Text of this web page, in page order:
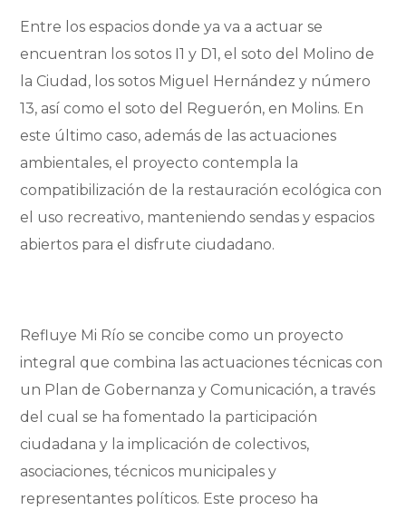
Entre los espacios donde ya va a actuar se
encuentran los sotos I1 y D1, el soto del Molino de
la Ciudad, los sotos Miguel Hernández y número
13, así como el soto del Reguerón, en Molins. En
este último caso, además de las actuaciones
ambientales, el proyecto contempla la
compatibilización de la restauración ecológica con
el uso recreativo, manteniendo sendas y espacios
abiertos para el disfrute ciudadano.
Refluye Mi Río se concibe como un proyecto
integral que combina las actuaciones técnicas con
un Plan de Gobernanza y Comunicación, a través
del cual se ha fomentado la participación
ciudadana y la implicación de colectivos,
asociaciones, técnicos municipales y
representantes políticos. Este proceso ha